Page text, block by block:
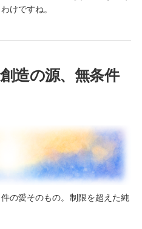
けですね。
造の源、無条件
の愛そのもの。制限を超えた純